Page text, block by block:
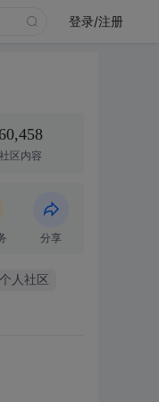
登录/注册
60,458
社区内容
分享
个人社区